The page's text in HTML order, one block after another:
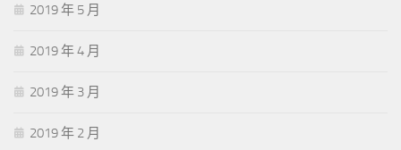
2019 年 5 月
2019 年 4 月
2019 年 3 月
2019 年 2 月